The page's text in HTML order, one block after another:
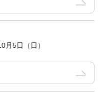
月5日（日）